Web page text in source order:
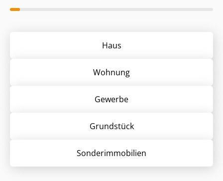
Haus
Wohnung
Gewerbe
Grund­stück
Sonder­immobilien